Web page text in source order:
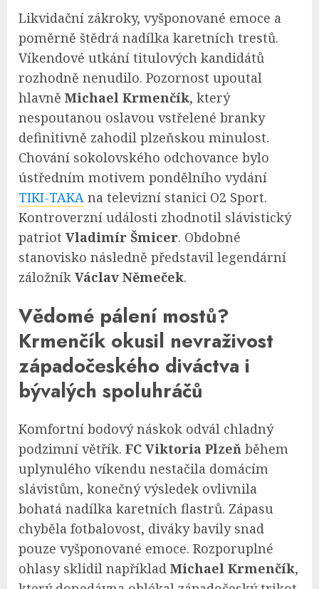
Likvidační zákroky, vyšponované emoce a
poměrně štědrá nadílka karetních trestů.
Víkendové utkání titulových kandidátů
rozhodně nenudilo. Pozornost upoutal
hlavně Michael Krmenčík, který
nespoutanou oslavou vstřelené branky
definitivně zahodil plzeňskou minulost.
Chování sokolovského odchovance bylo
ústředním motivem pondělního vydání
TIKI-TAKA na televizní stanici O2 Sport.
Kontroverzní události zhodnotil slávistický
patriot Vladimír Šmicer. Obdobné
stanovisko následně představil legendární
záložník Václav Němeček.
Vědomé pálení mostů?
Krmenčík okusil nevraživost
západočeského diváctva i
bývalých spoluhráčů
Komfortní bodový náskok odvál chladný
podzimní větřík. FC Viktoria Plzeň během
uplynulého víkendu nestačila domácím
slávistům, konečný výsledek ovlivnila
bohatá nadílka karetních flastrů. Zápasu
chyběla fotbalovost, diváky bavily snad
pouze vyšponované emoce. Rozporuplné
ohlasy sklidil například Michael Krmenčík,